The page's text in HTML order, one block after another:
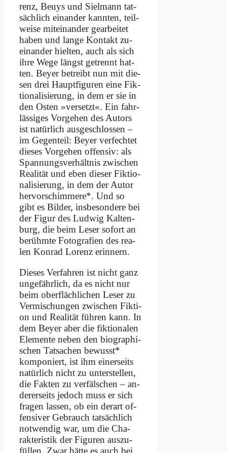
renz, Beu­ys und Siel­mann tat­
säch­lich ein­an­der kann­ten, teil­
wei­se mit­ein­an­der ge­ar­bei­tet
ha­ben und lan­ge Kon­takt zu­
ein­an­der hiel­ten, auch als sich
ih­re We­ge längst ge­trennt hat­
ten. Bey­er be­treibt nun mit die­
sen drei Haupt­fi­gu­ren ei­ne Fik­
tio­na­li­sie­rung, in dem er sie in
den Osten »ver­setzt«. Ein fahr­
läs­si­ges Vor­ge­hen des Au­tors
ist na­tür­lich aus­ge­schlos­sen –
im Ge­gen­teil: Bey­er ver­fech­tet
die­ses Vor­ge­hen of­fen­siv: als
Span­nungs­ver­hält­nis zwi­schen
Rea­li­tät und eben die­ser Fik­tio­
na­li­sie­rung, in dem der Au­tor
her­vor­schim­me­re*. Und so
gibt es Bil­der, ins­be­son­de­re bei
der Fi­gur des Lud­wig Kal­ten­
burg, die beim Le­ser so­fort an
be­rühm­te Fo­to­gra­fien des rea­
len Kon­rad Lo­renz er­in­nern.
Die­ses Ver­fah­ren ist nicht ganz
un­ge­fähr­lich, da es nicht nur
beim ober­fläch­li­chen Le­ser zu
Ver­mi­schun­gen zwi­schen Fik­ti­
on und Rea­li­tät füh­ren kann. In
dem Bey­er aber die fik­tio­na­len
Ele­men­te ne­ben den bio­gra­phi­
schen Tat­sa­chen be­wusst*
kom­po­niert, ist ihm ei­ner­seits
na­tür­lich nicht zu un­ter­stel­len,
die Fak­ten zu ver­fäl­schen – an­
de­rer­seits je­doch muss er sich
fra­gen las­sen, ob ein der­art of­
fen­si­ver Ge­brauch tat­säch­lich
not­wen­dig war, um die Cha­
rak­te­ri­stik der Fi­gu­ren aus­zu­
fül­len. Zwar hät­te es auch bei